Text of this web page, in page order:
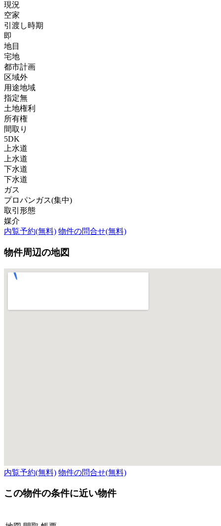
現況
空家
引渡し時期
即
地目
宅地
都市計画
区域外
用途地域
指定無
土地権利
所有権
間取り
5DK
上水道
上水道
下水道
下水道
ガス
プロパンガス(集中)
取引形態
媒介
内覧予約(無料) 物件の問合せ(無料)
物件周辺の地図
内覧予約(無料) 物件の問合せ(無料)
この物件の条件に近い物件